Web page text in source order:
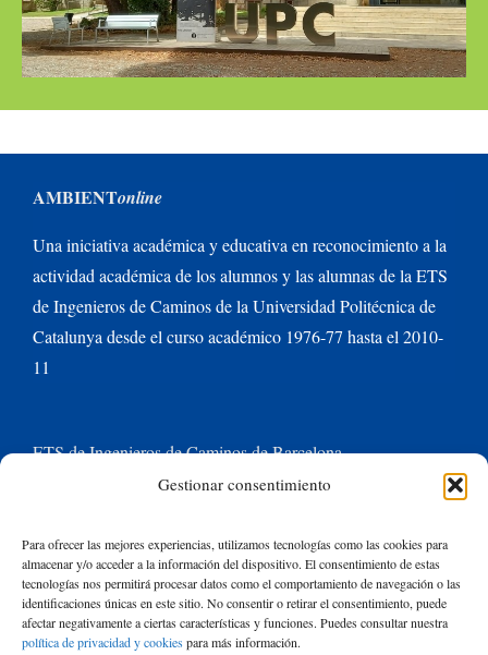
Gestionar consentimiento
Para ofrecer las mejores experiencias, utilizamos tecnologías como las cookies para
almacenar y/o acceder a la información del dispositivo. El consentimiento de estas
tecnologías nos permitirá procesar datos como el comportamiento de navegación o las
identificaciones únicas en este sitio. No consentir o retirar el consentimiento, puede
afectar negativamente a ciertas características y funciones. Puedes consultar nuestra
política de privacidad y cookiespara más información.
AMBIENTonline
Una iniciativa académica y educativa en reconocimiento a la
actividad académica de los alumnos y las alumnas de la ETS
de Ingenieros de Caminos de la Universidad Politécnica de
Catalunya desde el curso académico 1976-77 hasta el 2010-
11
ETS de Ingenieros de Caminos de Barcelona
Contacte con nosotros